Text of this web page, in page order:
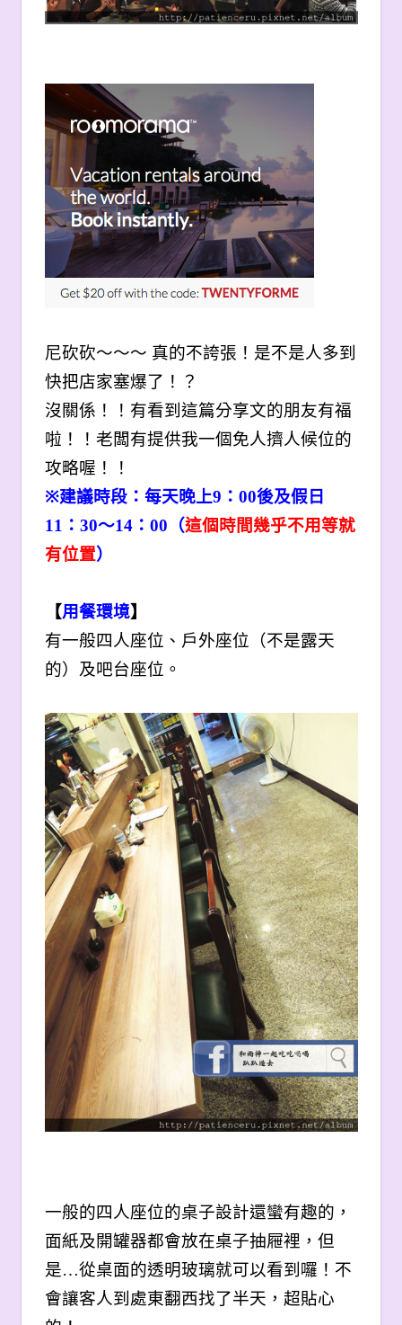
尼砍砍～～～ 真的不誇張！是不是人多到
快把店家塞爆了！？
沒關係！！有看到這篇分享文的朋友有福
啦！！老闆有提供我一個免人擠人候位的
攻略喔！！
※建議時段：每天晚上9：00後及假日
11：30～14：00（這個時間幾乎不用等就
有位置）
【用餐環境】
有一般四人座位、戶外座位（不是露天
的）及吧台座位。
一般的四人座位的桌子設計還蠻有趣的，
面紙及開罐器都會放在桌子抽屜裡，但
是…從桌面的透明玻璃就可以看到囉！不
會讓客人到處東翻西找了半天，超貼心